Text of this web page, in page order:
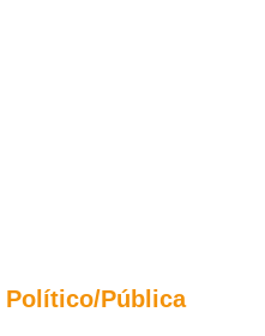
Político/Pública​